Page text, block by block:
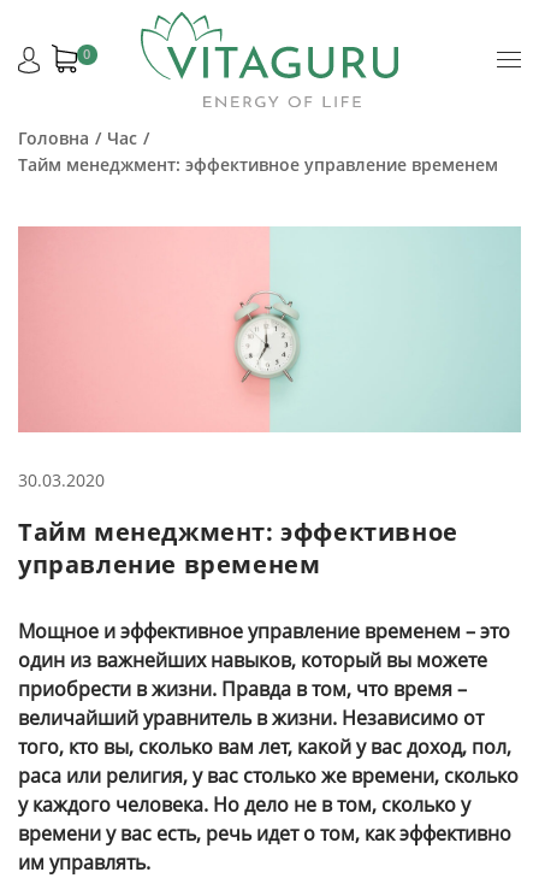
0
Головна
Час
Тайм менеджмент: эффективное управление временем
30.03.2020
Тайм менеджмент: эффективное
управление временем
Мощное и эффективное управление временем – это
один из важнейших навыков, который вы можете
приобрести в жизни. Правда в том, что время –
величайший уравнитель в жизни. Независимо от
того, кто вы, сколько вам лет, какой у вас доход, пол,
раса или религия, у вас столько же времени, сколько
у каждого человека. Но дело не в том, сколько у
времени у вас есть, речь идет о том, как эффективно
им управлять.